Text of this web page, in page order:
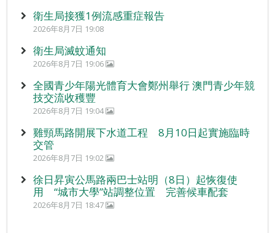
衛生局接獲1例流感重症報告
2026年8月7日 19:08
衛生局滅蚊通知
2026年8月7日 19:06
全國青少年陽光體育大會鄭州舉行 澳門青少年競
技交流收穫豐
2026年8月7日 19:04
雞頸馬路開展下水道工程 8月10日起實施臨時
交管
2026年8月7日 19:02
徐日昇寅公馬路兩巴士站明（8日）起恢復使
用 “城市大學”站調整位置 完善候車配套
2026年8月7日 18:47